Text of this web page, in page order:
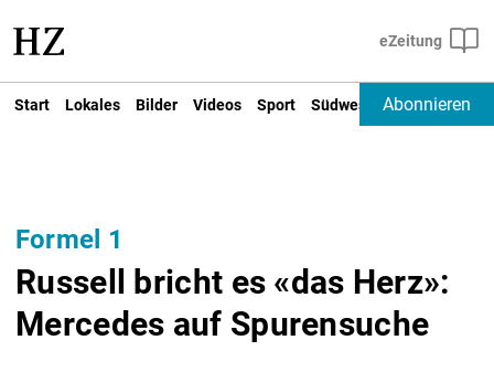
Start Lokales Bilder Videos Sport Südwest Deutschland
Abonnieren
Formel 1
Russell bricht es «das Herz»:
Mercedes auf Spurensuche